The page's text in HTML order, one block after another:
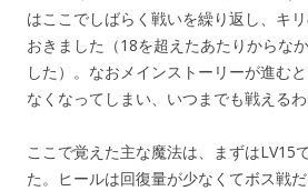
はここでしばらく戦いを繰り返し、キ
おきました（18を超えたあたりからな
した）。なおメインストーリーが進む
なくなってしまい、いつまでも戦えるわ
ここで覚えた主な魔法は、まずはLV15
た。ヒールは回復量が少なくてボス戦